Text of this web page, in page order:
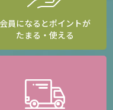
会員になるとポイントが
たまる・使える